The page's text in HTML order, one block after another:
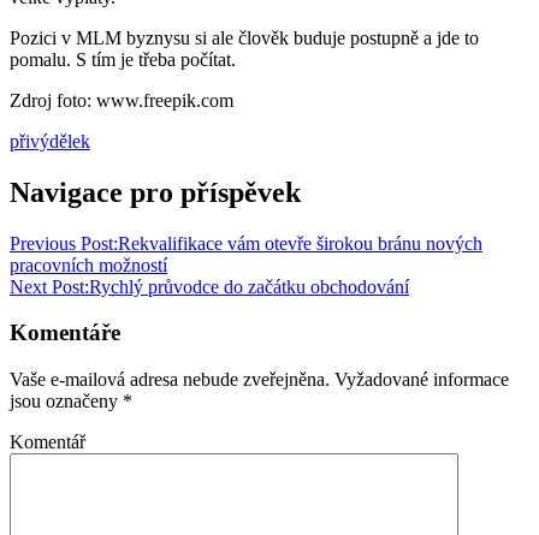
Pozici v MLM byznysu si ale člověk buduje postupně a jde to
pomalu. S tím je třeba počítat.
Zdroj foto: www.freepik.com
přivýdělek
Navigace pro příspěvek
Previous Post:Rekvalifikace vám otevře širokou bránu nových
pracovních možností
Next Post:Rychlý průvodce do začátku obchodování
Komentáře
Vaše e-mailová adresa nebude zveřejněna. Vyžadované informace
jsou označeny *
Komentář